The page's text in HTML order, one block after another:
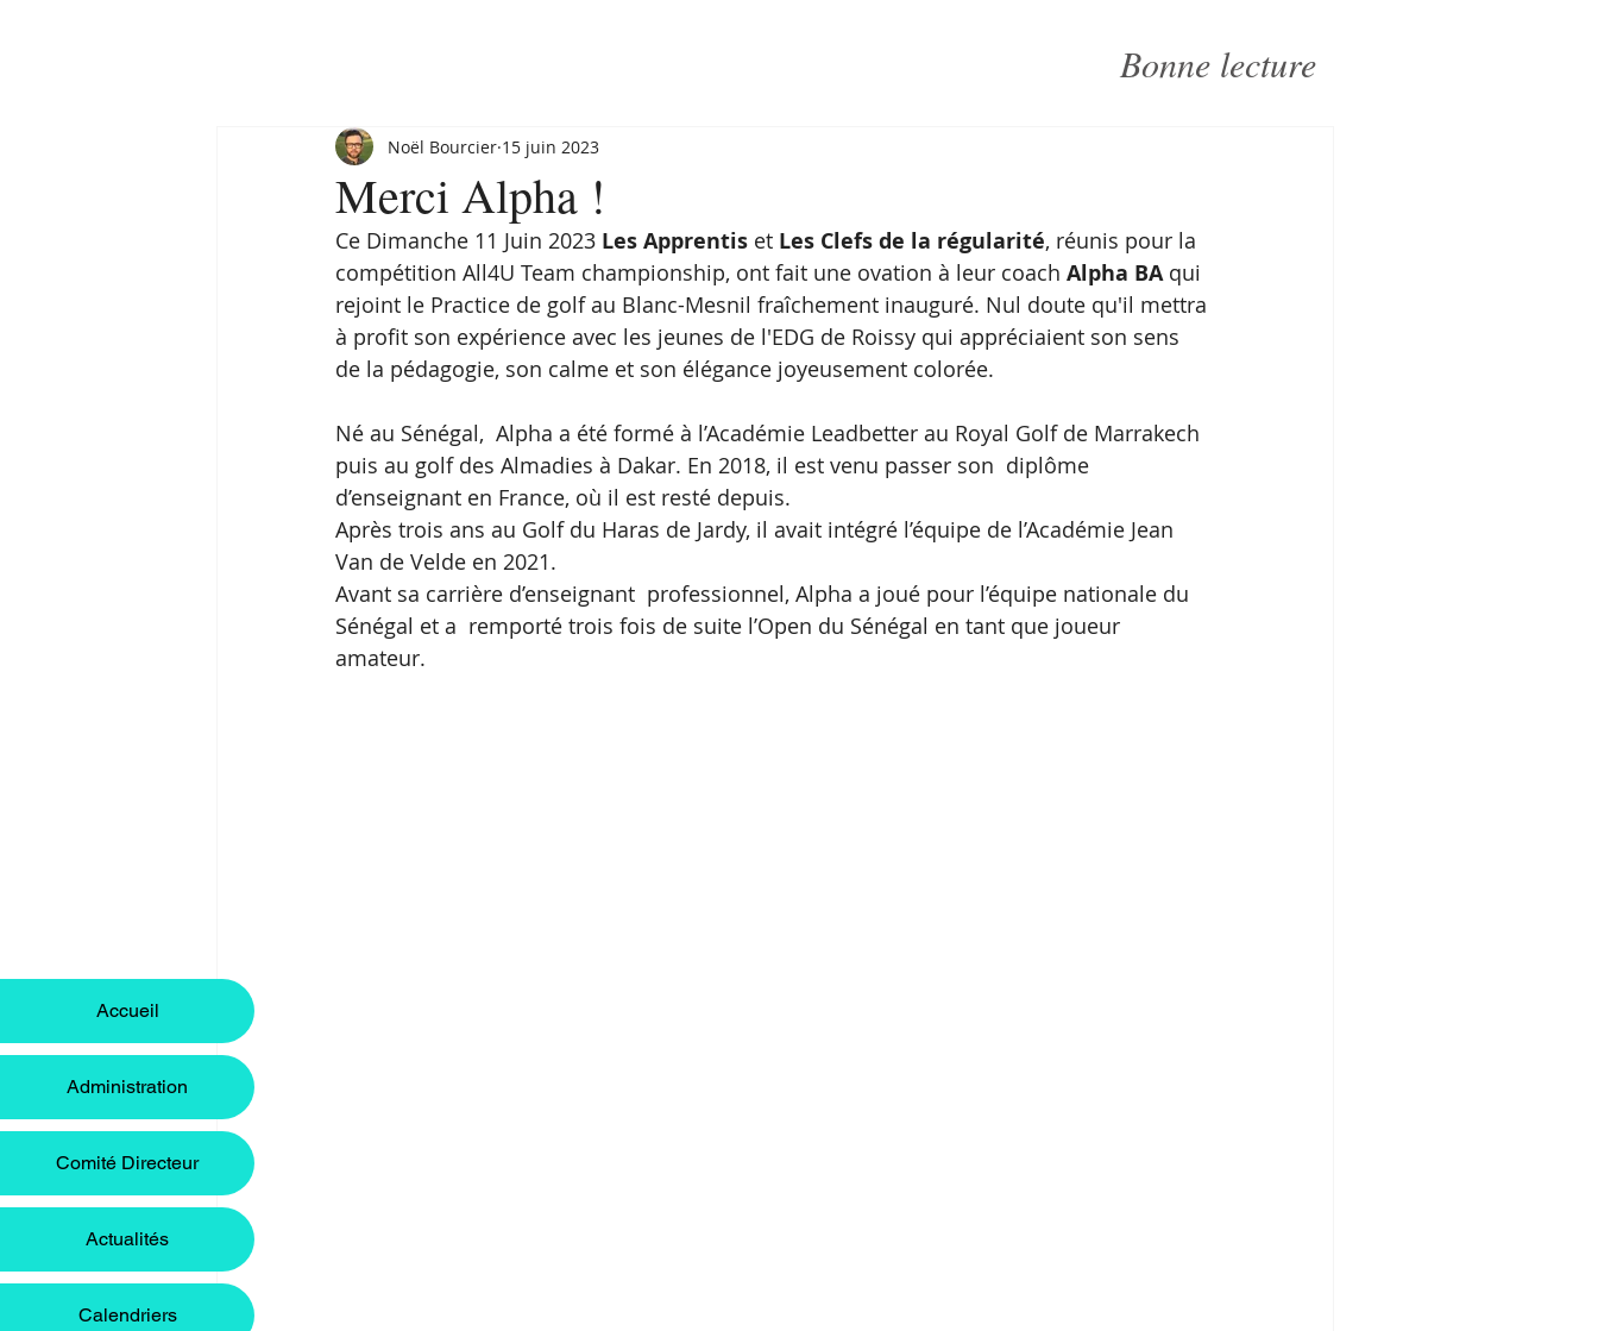
Accueil
Administration
Comité Directeur
Actualités
Calendriers
Bonne lecture
Merci Alpha !
Noël Bourcier 15 juin 2023
Ce Dimanche 11 Juin 2023 Les Apprentis et Les Clefs de la régularité, réunis pour la
compétition All4U Team championship, ont fait une ovation à leur coach Alpha BA qui
rejoint le Practice de golf au Blanc-Mesnil fraîchement inauguré. Nul doute qu'il mettra
à profit son expérience avec les jeunes de l'EDG de Roissy qui appréciaient son sens
de la pédagogie, son calme et son élégance joyeusement colorée.
Né au Sénégal,  Alpha a été formé à l’Académie Leadbetter au Royal Golf de Marrakech
puis au golf des Almadies à Dakar. En 2018, il est venu passer son  diplôme
d’enseignant en France, où il est resté depuis.
Après trois ans au Golf du Haras de Jardy, il avait intégré l’équipe de l’Académie Jean
Van de Velde en 2021.
Avant sa carrière d’enseignant  professionnel, Alpha a joué pour l’équipe nationale du
Sénégal et a  remporté trois fois de suite l’Open du Sénégal en tant que joueur
amateur.